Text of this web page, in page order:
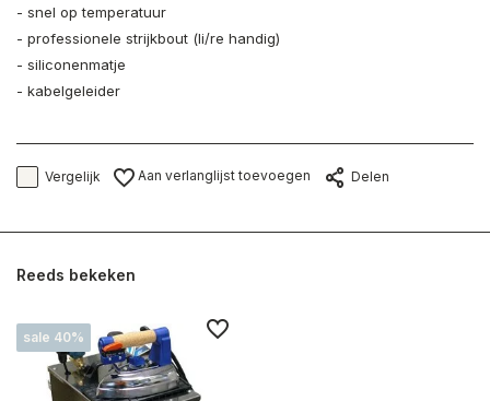
- snel op temperatuur
- professionele strijkbout (li/re handig)
- siliconenmatje
- kabelgeleider
Vergelijk Aan verlanglijst toevoegen Delen
Reeds bekeken
sale 40%